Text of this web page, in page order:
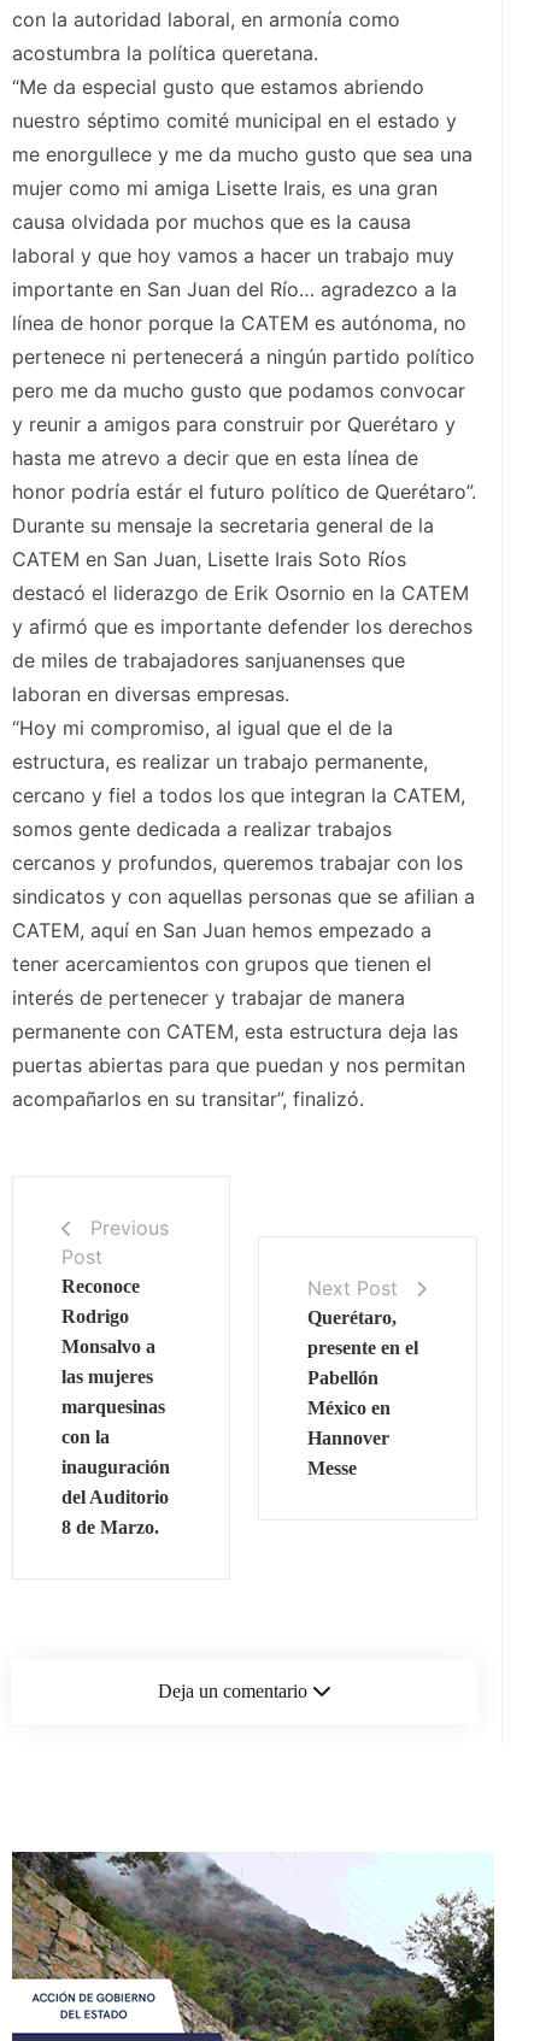
con la autoridad laboral, en armonía como
acostumbra la política queretana.
“Me da especial gusto que estamos abriendo
nuestro séptimo comité municipal en el estado y
me enorgullece y me da mucho gusto que sea una
mujer como mi amiga Lisette Irais, es una gran
causa olvidada por muchos que es la causa
laboral y que hoy vamos a hacer un trabajo muy
importante en San Juan del Río… agradezco a la
línea de honor porque la CATEM es autónoma, no
pertenece ni pertenecerá a ningún partido político
pero me da mucho gusto que podamos convocar
y reunir a amigos para construir por Querétaro y
hasta me atrevo a decir que en esta línea de
honor podría estár el futuro político de Querétaro”.
Durante su mensaje la secretaria general de la
CATEM en San Juan, Lisette Irais Soto Ríos
destacó el liderazgo de Erik Osornio en la CATEM
y afirmó que es importante defender los derechos
de miles de trabajadores sanjuanenses que
laboran en diversas empresas.
“Hoy mi compromiso, al igual que el de la
estructura, es realizar un trabajo permanente,
cercano y fiel a todos los que integran la CATEM,
somos gente dedicada a realizar trabajos
cercanos y profundos, queremos trabajar con los
sindicatos y con aquellas personas que se afilian a
CATEM, aquí en San Juan hemos empezado a
tener acercamientos con grupos que tienen el
interés de pertenecer y trabajar de manera
permanente con CATEM, esta estructura deja las
puertas abiertas para que puedan y nos permitan
acompañarlos en su transitar”, finalizó.
Previous
Post
Reconoce
Rodrigo
Monsalvo a
las mujeres
marquesinas
con la
inauguración
del Auditorio
8 de Marzo.
Next Post
Querétaro,
presente en el
Pabellón
México en
Hannover
Messe
Deja un comentario